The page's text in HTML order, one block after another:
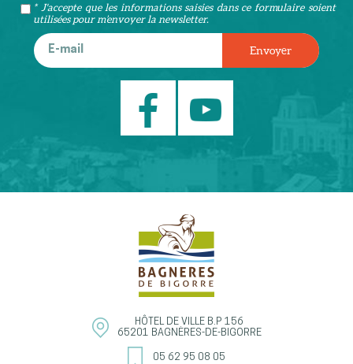
* J'accepte que les informations saisies dans ce formulaire soient
utilisées pour m’envoyer la newsletter.
HÔTEL DE VILLE B.P 156
65201 BAGNÈRES-DE-BIGORRE
05 62 95 08 05